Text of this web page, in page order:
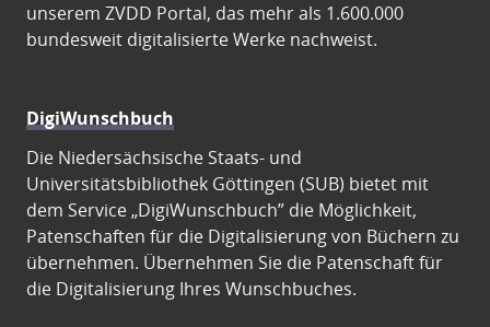
unserem ZVDD Portal, das mehr als 1.600.000
bundesweit digitalisierte Werke nachweist.
DigiWunschbuch
Die Niedersächsische Staats- und
Universitätsbibliothek Göttingen (SUB) bietet mit
dem Service „DigiWunschbuch” die Möglichkeit,
Patenschaften für die Digitalisierung von Büchern zu
übernehmen. Übernehmen Sie die Patenschaft für
die Digitalisierung Ihres Wunschbuches.